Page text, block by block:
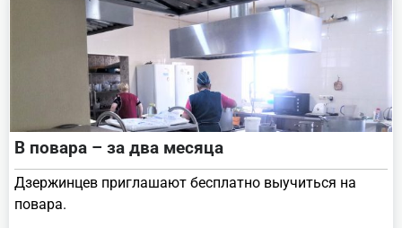
В повара – за два месяца
Дзержинцев приглашают бесплатно выучиться на
повара.